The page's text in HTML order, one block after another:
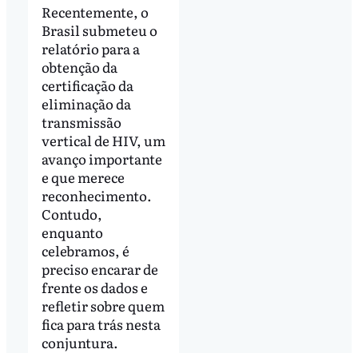
Recentemente, o
Brasil submeteu o
relatório para a
obtenção da
certificação da
eliminação da
transmissão
vertical de HIV, um
avanço importante
e que merece
reconhecimento.
Contudo,
enquanto
celebramos, é
preciso encarar de
frente os dados e
refletir sobre quem
fica para trás nesta
conjuntura.